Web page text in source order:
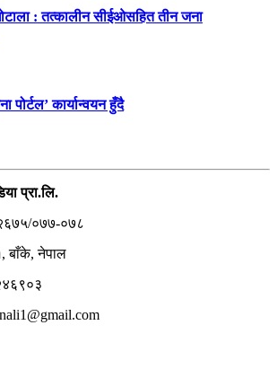
: तत्कालीन सीईओसहित तीन जना
पोर्टल’ कार्यान्वयन हुँदै
प्रा.लि.
०७७-०७८
बाँके, नेपाल